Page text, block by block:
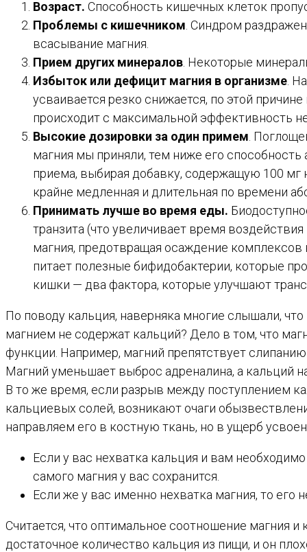
Возраст. Способность кишечных клеток
Проблемы с кишечником . Синдром
всасывание магния.
Прием других минералов . Некоторые
Избыток или дефицит магния в организме .
усваивается резко снижается, по этой
происходит с максимальной эффективность
Высокие дозировки за один примем .
магния мы приняли, тем ниже его
приема, выбирая добавку, содержащую 100 мг
крайне медленная и длительная по времени
Принимать лучше во время еды.
транзита (что увеличивает время
магния, предотвращая осаждение комплексов
питает полезные бифидобактерии, которые
кишки — два фактора, которые улучшают
По поводу кальция, наверняка многие слышали,
магнием не содержат кальций? Дело в том, что
функции. Например, магний препятствует
Магний уменьшает выброс адреналина, а кальций
В то же время, если разрыв между поступлением
кальциевых солей, возникают очаги
направляем его в костную ткань, но в ущерб
Если у вас нехватка кальция и вам
самого магния у вас сохранится.
Если же у вас именно нехватка магния, то его
Считается, что оптимальное соотношение магния
достаточное количество кальция из пищи, и он